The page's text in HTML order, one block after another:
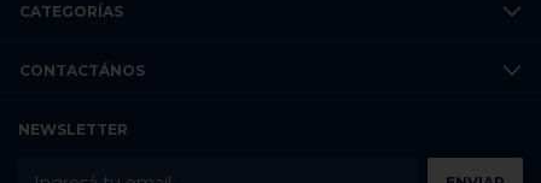
CATEGORÍAS
CONTACTÁNOS
NEWSLETTER